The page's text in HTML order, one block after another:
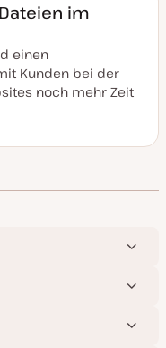
im
einen
Kunden bei der
noch mehr Zeit